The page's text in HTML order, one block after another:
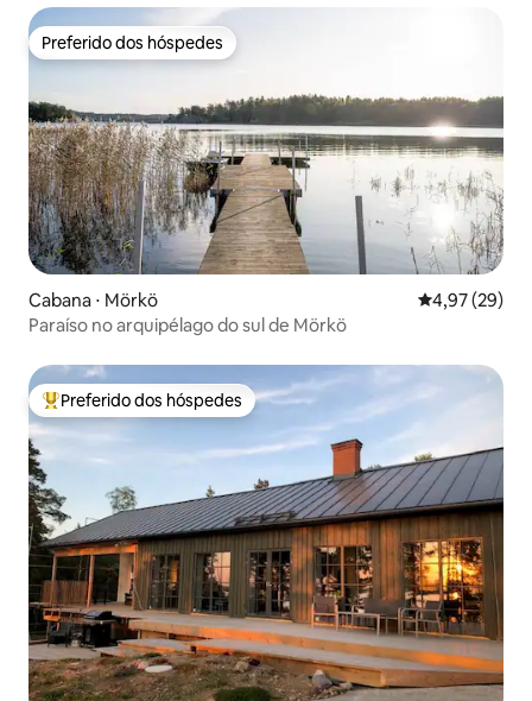
Preferido dos hóspedes
Preferido dos hóspedes
Cabana ⋅ Mörkö 4,97 de uma
4,97 (29)
Paraíso no arquipélago do sul de Mörkö
Entre os melhores preferidos dos hóspedes
Preferido dos hóspedes